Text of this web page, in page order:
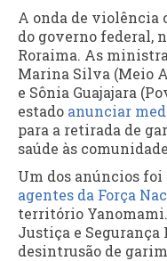
A onda de violência
do governo federal,
Roraima. As
Marina Silva (Meio
e Sônia Guajajara
estado anunciar
para a retirada de
saúde às
Um dos anúncios
agentes da Força
território
Justiça e
desintrusão de